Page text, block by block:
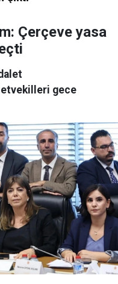
Çerçeve yasa
gece